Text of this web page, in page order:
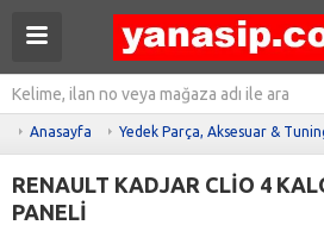
Anasayfa Yedek Parça, Aksesuar &
RENAULT KADJAR CLİO 4
PANELİ